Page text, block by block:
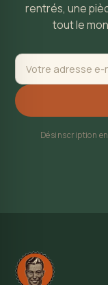
rentrés, une
tout le
Désinscription